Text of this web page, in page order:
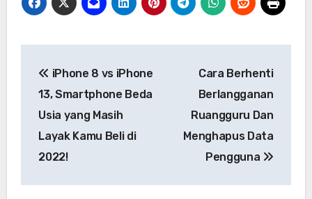
pos
iPhone 8 vs iPhone
13, Smartphone Beda
Usia yang Masih
Layak Kamu Beli di
2022!
Cara Berhenti
Berlangganan
Ruangguru Dan
Menghapus Data
Pengguna